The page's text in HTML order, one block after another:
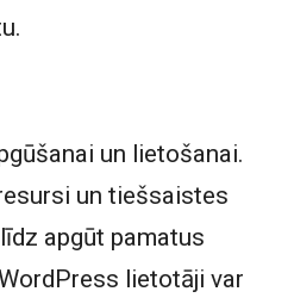
un lietošanai.
un tiešsaistes
apgūt pamatus
lietotāji var